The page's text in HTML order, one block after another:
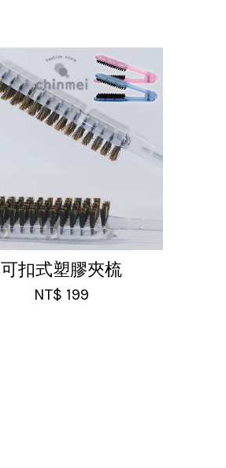
可扣式塑膠夾梳
NT$ 199